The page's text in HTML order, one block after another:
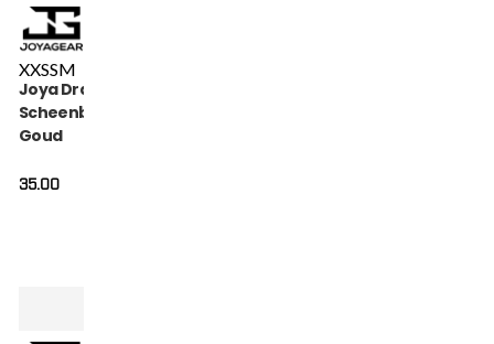
XXSSM
Joya Dragon Kinder
Scheenbeschermers
Goud
35.00